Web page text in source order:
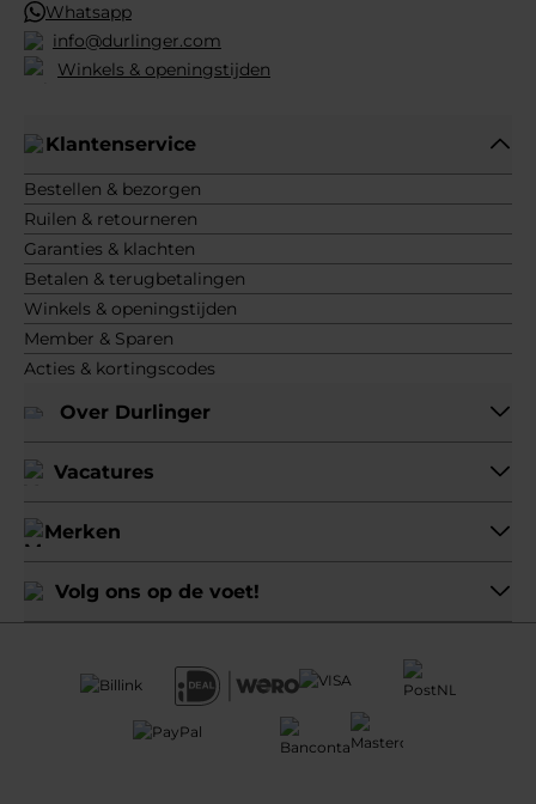
Whatsapp
info@durlinger.com
Winkels & openingstijden
Klantenservice
Bestellen & bezorgen
Ruilen & retourneren
Garanties & klachten
Betalen & terugbetalingen
Winkels & openingstijden
Member & Sparen
Acties & kortingscodes
Over Durlinger
Vacatures
Merken
Volg ons op de voet!